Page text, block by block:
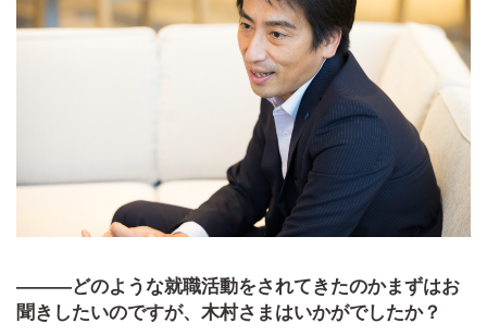
―――どのような就職活動をされてきたのかまずはお
聞きしたいのですが、木村さまはいかがでしたか？